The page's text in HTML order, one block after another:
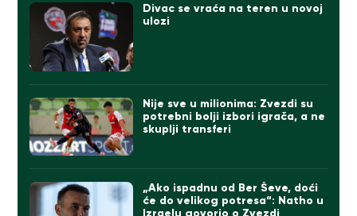
Divac se vraća na teren u novoj
ulozi
Nije sve u milionima: Zvezdi su
potrebni bolji izbori igrača, a ne
skuplji transferi
„Ako ispadnu od Ber Ševe, doći
će do velikog potresa“: Natho u